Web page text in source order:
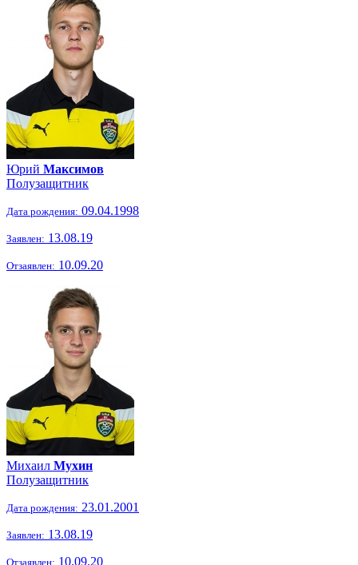
Юрий Максимов
Полузащитник
Дата рождения: 09.04.1998
Заявлен: 13.08.19
Отзаявлен: 10.09.20
Михаил Мухин
Полузащитник
Дата рождения: 23.01.2001
Заявлен: 13.08.19
Отзаявлен: 10.09.20